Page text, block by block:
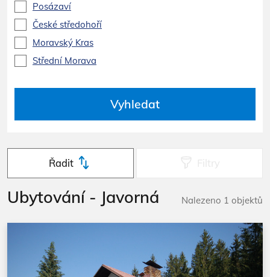
Řadit
Ubytování - Javorná Nalezeno 1 objektů
Posázaví
České středohoří
Moravský Kras
Střední Morava
Vyhledat